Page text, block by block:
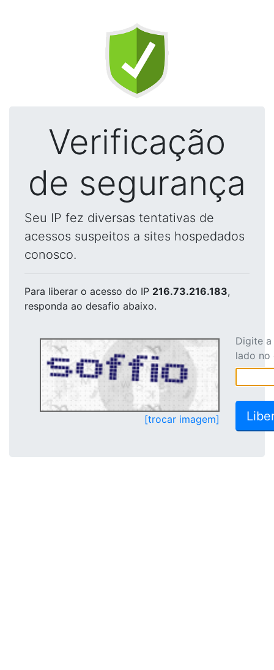
Verificação
de segurança
Seu IP fez diversas tentativas de
acessos suspeitos a sites hospedados
conosco.
Para liberar o acesso do IP 216.73.216.183,
responda ao desafio abaixo.
[trocar imagem]
Digite
lado no